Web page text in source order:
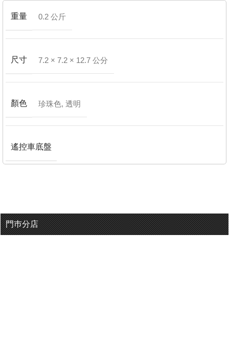
重量 0.2 公斤
尺寸 7.2 × 7.2 × 12.7 公分
顏色 珍珠色, 透明
遙控車底盤
門巿分店